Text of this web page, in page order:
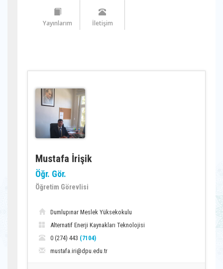
Yayınlarım İletişim
Mustafa İrişik
Öğr. Gör.
Öğretim Görevlisi
Dumlupınar Meslek Yüksekokulu
Alternatif Enerji Kaynakları Teknolojisi
0 (274) 443 (7104)
mustafa.iri@dpu.edu.tr